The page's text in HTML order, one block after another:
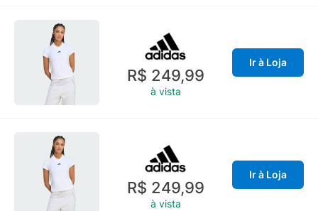
R$ 249,99
à vista
Ir à Loja
R$ 249,99
à vista
Ir à Loja